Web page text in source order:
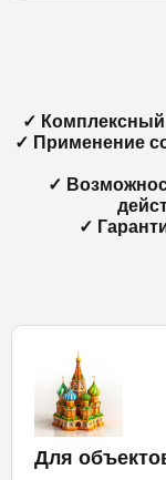
✓ Комплексный
✓ Применение
✓
✓
Для